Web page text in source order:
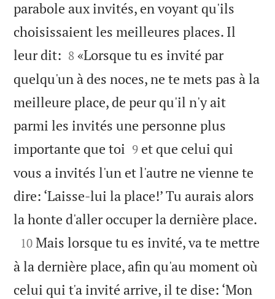
parabole aux invités, en voyant qu'ils
choisissaient les meilleures places. Il
leur dit: 

8 «Lorsque tu es invité par
quelqu'un à des noces, ne te mets pas à la
meilleure place, de peur qu'il n'y ait
parmi les invités une personne plus
importante que toi 

9 et que celui qui
vous a invités l'un et l'autre ne vienne te
dire: ‘Laisse-lui la place!’ Tu aurais alors
la honte d'aller occuper la dernière place.

10 Mais lorsque tu es invité, va te mettre
à la dernière place, afin qu'au moment où
celui qui t'a invité arrive, il te dise: ‘Mon